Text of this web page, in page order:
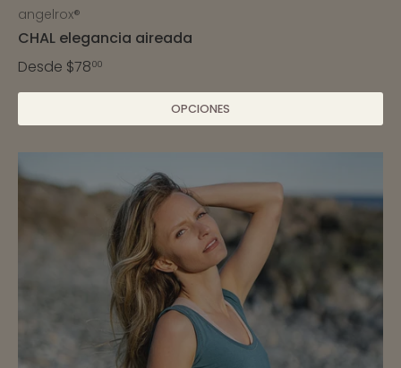
angelrox®
CHAL elegancia aireada
Desde $7800
OPCIONES